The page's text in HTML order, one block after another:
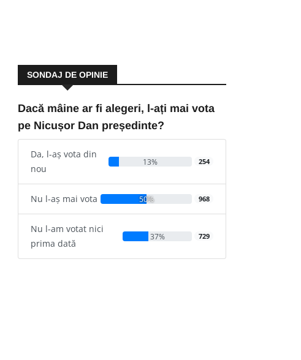
SONDAJ DE OPINIE
Dacă mâine ar fi alegeri, l-ați mai vota
pe Nicușor Dan președinte?
Da, l-aș vota din
nou
13% 254
Nu l-aș mai vota 50% 968
Nu l-am votat nici
prima dată
37% 729